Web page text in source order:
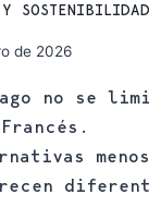
SOSTENIBILIDAD
de 2026
no se
menos